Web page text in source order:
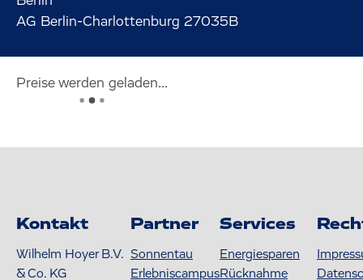
AG Berlin-Charlottenburg 27035B
Preise werden geladen...
Kontakt
Wilhelm Hoyer B.V.
& Co. KG
Partner
Sonnentau
Erlebniscampus
Services
Energiesparen
Rücknahme